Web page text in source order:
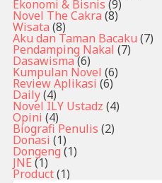
Ekonomi & Bisnis (9)
Novel The Cakra (8)
Wisata (8)
Aku dan Taman Bacaku (7)
Pendamping Nakal (7)
Dasawisma (6)
Kumpulan Novel (6)
Review Aplikasi (6)
Daily(4)
Novel ILY Ustadz (4)
Opini (4)
Biografi Penulis (2)
Donasi (1)
Dongeng (1)
JNE (1)
Product(1)